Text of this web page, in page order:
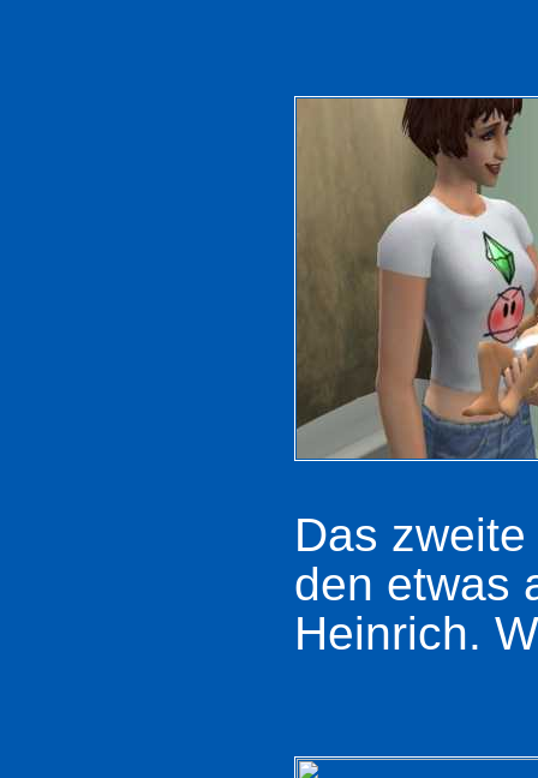
Das
den etwas
Heinrich.